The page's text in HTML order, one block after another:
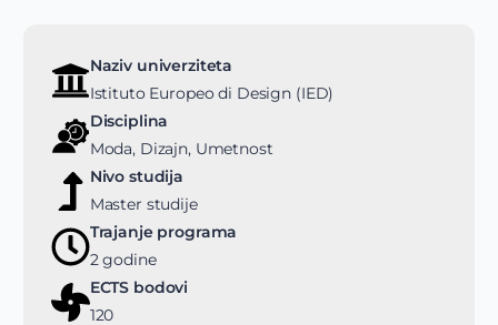
Naziv univerziteta
Istituto Europeo di Design (IED)
Disciplina
Moda, Dizajn, Umetnost
Nivo studija
Master studije
Trajanje programa
2 godine
ECTS bodovi
120